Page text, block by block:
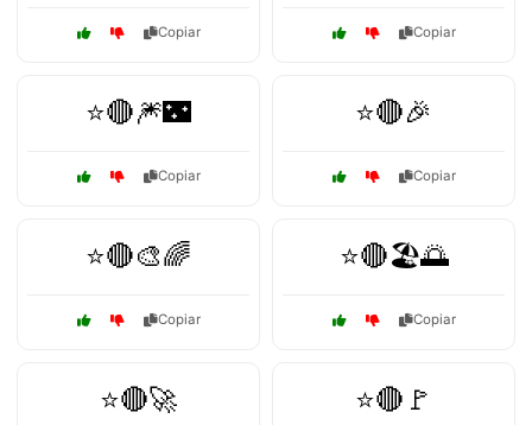
Copiar Copiar
⭐🔴🎆🌃
Copiar
⭐🔴🎉
Copiar
⭐🔴🎨🌈
Copiar
⭐🔴🏖️🌅
Copiar
⭐🔴🚀 ⭐🔴🚩